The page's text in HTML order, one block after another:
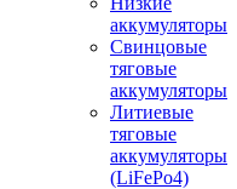
аккумуляторы
Свинцовые
тяговые
аккумуляторы
Литиевые
тяговые
аккумуляторы
(LiFePo4)